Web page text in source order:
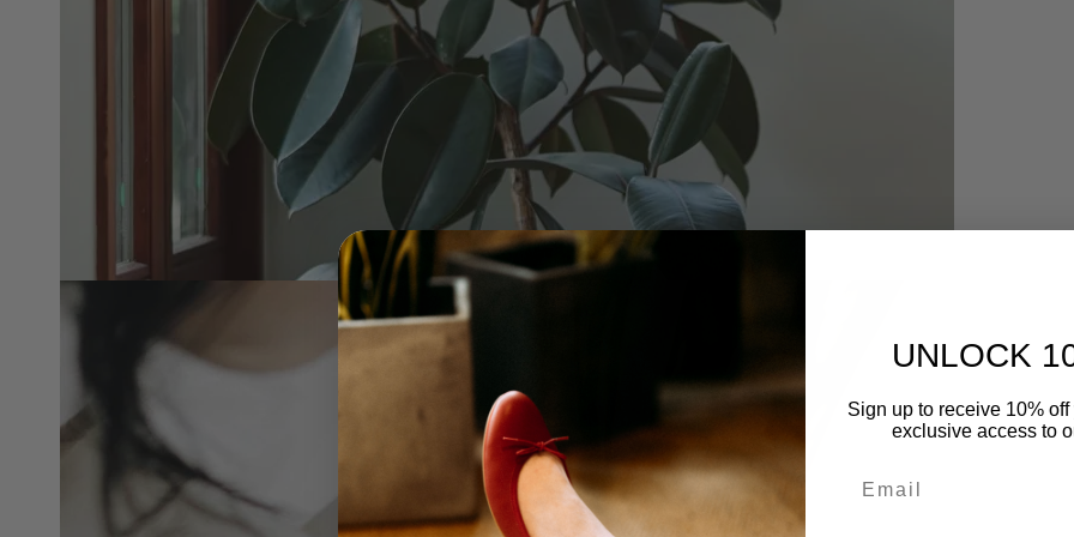
UNLOCK
Sign up to receive 10%
exclusive access to